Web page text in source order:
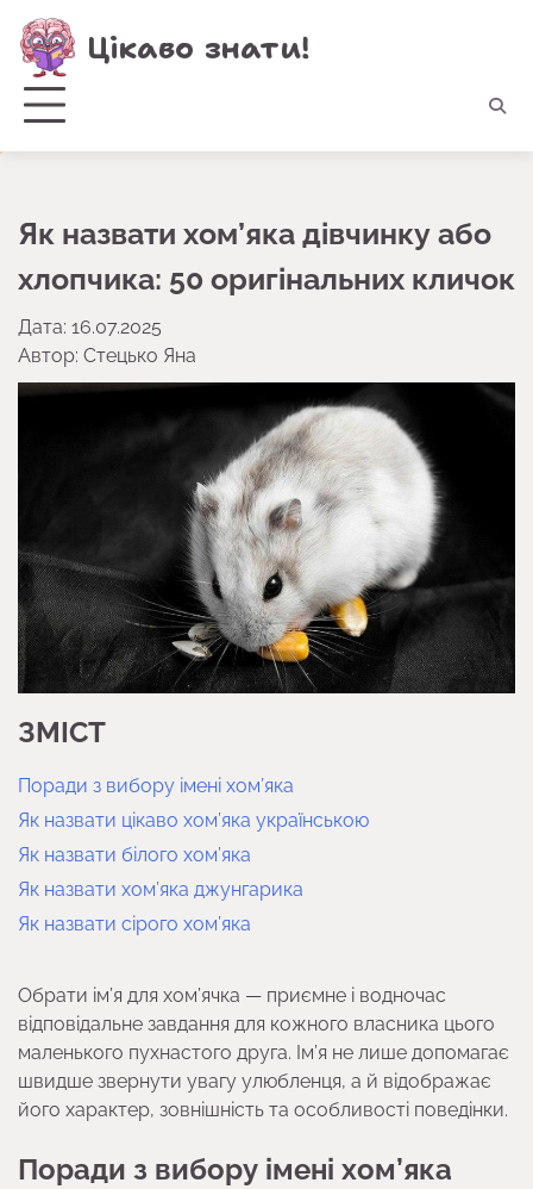
Перейти
до
вмісту
Цікаво знати!
Як назвати хом’яка дівчинку або
хлопчика: 50 оригінальних кличок
Дата: 16.07.2025
Автор: Стецько Яна
ЗМІСТ
Поради з вибору імені хом’яка
Як назвати цікаво хом’яка українською
Як назвати білого хом’яка
Як назвати хом’яка джунгарика
Як назвати сірого хом’яка
Обрати ім’я для хом’ячка — приємне і водночас
відповідальне завдання для кожного власника цього
маленького пухнастого друга. Ім’я не лише допомагає
швидше звернути увагу улюбленця, а й відображає
його характер, зовнішність та особливості поведінки.
Поради з вибору імені хом’яка